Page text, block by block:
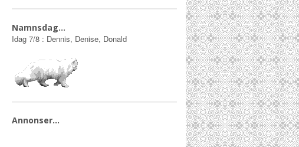
Namnsdag…
Idag 7/8 : Dennis, Denise, Donald
Annonser…